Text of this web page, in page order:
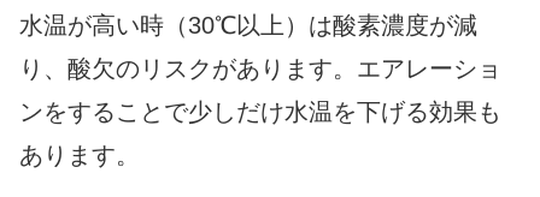
水温が高い時（30℃以上）は酸素濃度が減
り、酸欠のリスクがあります。エアレーショ
ンをすることで少しだけ水温を下げる効果も
あります。